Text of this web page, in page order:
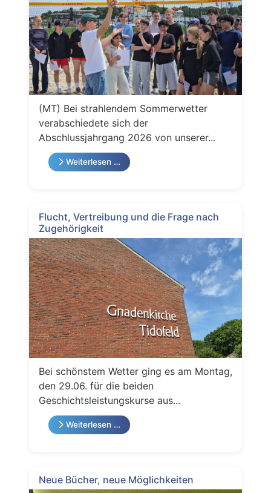
(MT) Bei strahlendem Sommerwetter
verabschiedete sich der
Abschlussjahrgang 2026 von unserer...
Weiterlesen …
Flucht, Vertreibung und die Frage nach
Zugehörigkeit
Bei schönstem Wetter ging es am Montag,
den 29.06. für die beiden
Geschichtsleistungskurse aus...
Weiterlesen …
Neue Bücher, neue Möglichkeiten